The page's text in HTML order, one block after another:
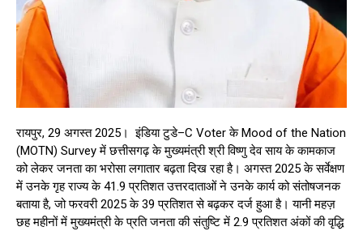
रायपुर, 29 अगस्त 2025। इंडिया टुडे–C Voter के Mood of the Nation
(MOTN) Survey में छत्तीसगढ़ के मुख्यमंत्री श्री विष्णु देव साय के कामकाज
को लेकर जनता का भरोसा लगातार बढ़ता दिख रहा है। अगस्त 2025 के सर्वेक्षण
में उनके गृह राज्य के 41.9 प्रतिशत उत्तरदाताओं ने उनके कार्य को संतोषजनक
बताया है, जो फरवरी 2025 के 39 प्रतिशत से बढ़कर दर्ज हुआ है। यानी महज़
छह महीनों में मुख्यमंत्री के प्रति जनता की संतुष्टि में 2.9 प्रतिशत अंकों की वृद्धि